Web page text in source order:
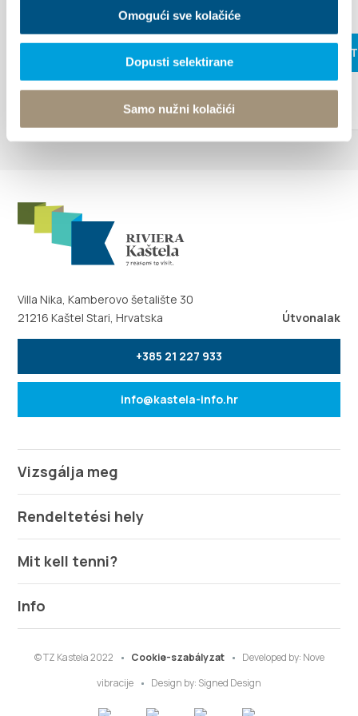
Omogući sve kolačiće
Dopusti selektirane
Samo nužni kolačići
OLVASS
Villa Nika, Kamberovo šetalište 30
21216 Kaštel Stari, Hrvatska
Útvonalak
+385 21 227 933
info@kastela-info.hr
Vizsgálja meg
Rendeltetési hely
Mit kell tenni?
Info
© TZ Kastela 2022 Cookie-szabályzat Developed by: Nove
vibracije
Design by: Signed Design